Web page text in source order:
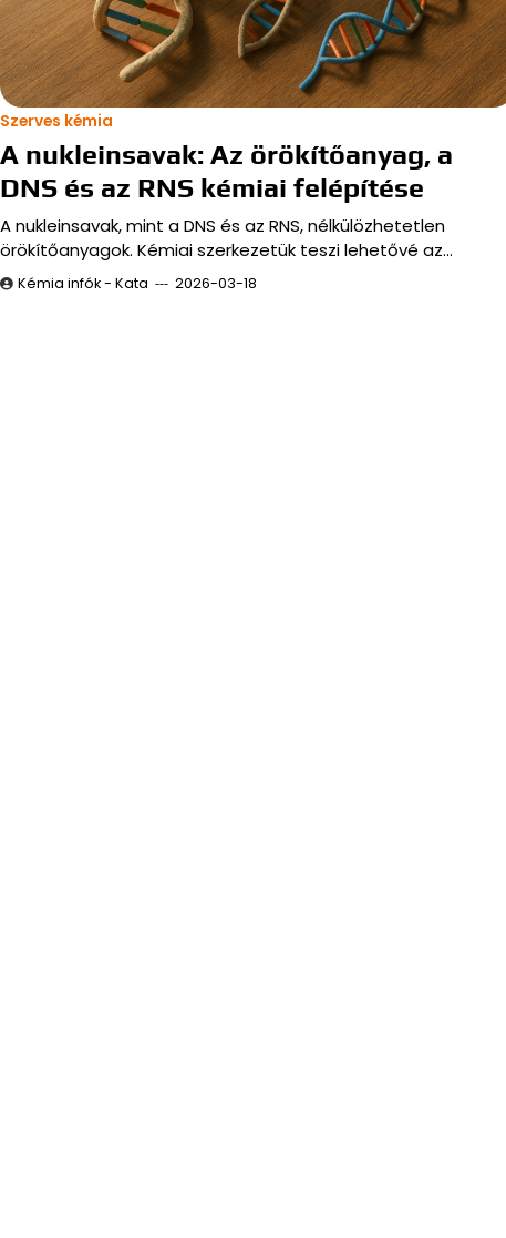
Szerves kémia
A nukleinsavak: Az örökítőanyag, a
DNS és az RNS kémiai felépítése
A nukleinsavak, mint a DNS és az RNS, nélkülözhetetlen
örökítőanyagok. Kémiai szerkezetük teszi lehetővé az…
Kémia infók - Kata 2026-03-18